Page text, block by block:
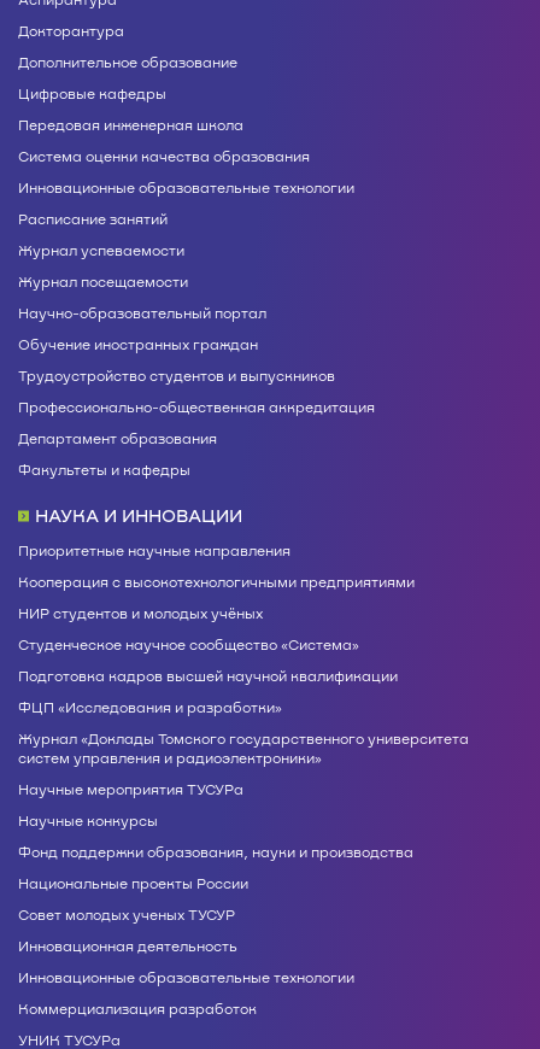
Докторантура
Дополнительное образование
Цифровые кафедры
Передовая инженерная школа
Система оценки качества образования
Инновационные образовательные технологии
Расписание занятий
Журнал успеваемости
Журнал посещаемости
Научно-образовательный портал
Обучение иностранных граждан
Трудоустройство студентов и выпускников
Профессионально-общественная аккредитация
Департамент образования
Факультеты и кафедры
НАУКА И ИННОВАЦИИ
Приоритетные научные направления
Кооперация с высокотехнологичными предприятиями
НИР студентов и молодых учёных
Студенческое научное сообщество «Система»
Подготовка кадров высшей научной квалификации
ФЦП «Исследования и разработки»
Журнал «Доклады Томского государственного университета
систем управления и радиоэлектроники»
Научные мероприятия ТУСУРа
Научные конкурсы
Фонд поддержки образования, науки и производства
Национальные проекты России
Совет молодых ученых ТУСУР
Инновационная деятельность
Инновационные образовательные технологии
Коммерциализация разработок
УНИК ТУСУРа